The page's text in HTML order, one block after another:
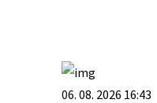
06. 08. 2026 16:43